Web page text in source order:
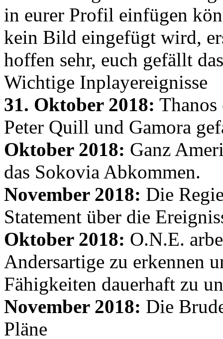
in eurer Profil einfügen
kein Bild eingefügt wird,
hoffen sehr, euch gefällt
Wichtige Inplayereignisse
31. Oktober 2018:
Peter Quill und Gamora
Oktober 2018: Ganz
das Sokovia Abkommen.
November 2018: Die
Statement über die
Oktober 2018: O.N.E.
Andersartige zu erkennen
Fähigkeiten dauerhaft zu
November 2018: Die
Pläne